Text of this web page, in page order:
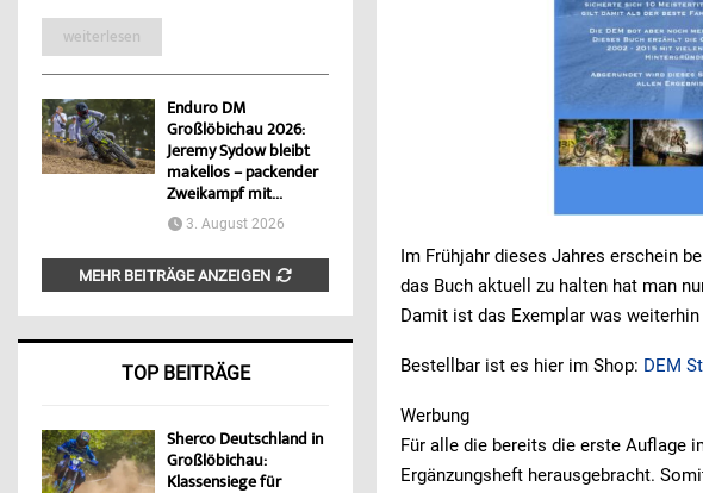
Im Frühjahr dieses Jahres erschein
das Buch aktuell zu halten hat man
Damit ist das Exemplar was
Bestellbar ist es hier im Shop: DEM
Werbung
Für alle die bereits die erste Auflage
Ergänzungsheft herausgebracht.
weiterlesen
Enduro DM
Großlöbichau 2026:
Jeremy Sydow bleibt
makellos – packender
Zweikampf mit...
3. August 2026
MEHR BEITRÄGE ANZEIGEN
TOP BEITRÄGE
Sherco Deutschland in
Großlöbichau:
Klassensiege für